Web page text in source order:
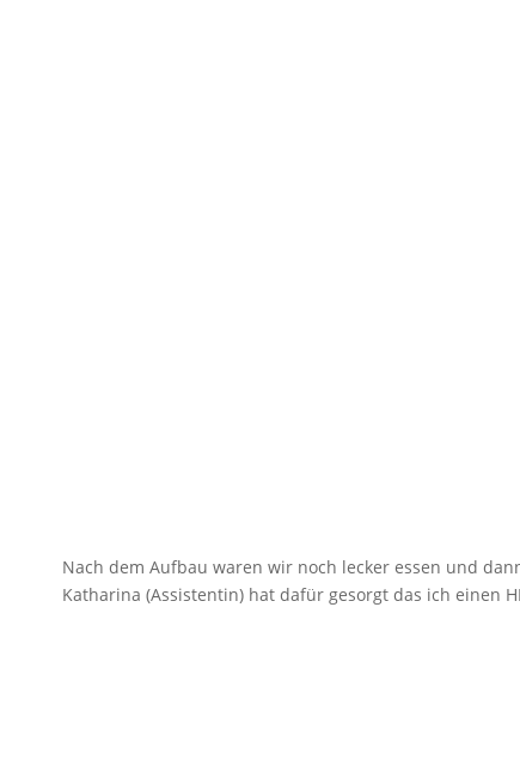
Nach dem Aufbau waren wir noch lecker essen und
Katharina (Assistentin) hat dafür gesorgt das ich einen